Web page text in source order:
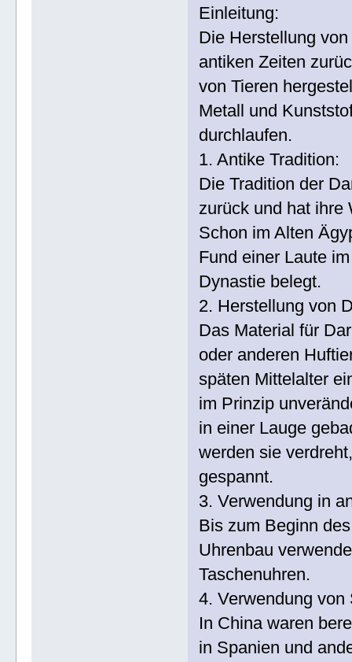
Einleitung:
Die Herstellung
antiken Zeiten
von Tieren
Metall und
durchlaufen.
1. Antike Tradition:
Die Tradition der
zurück und hat ihre
Schon im Alten
Fund einer Laute
Dynastie belegt.
2. Herstellung von
Das Material für
oder anderen
späten Mittelalter
im Prinzip
in einer Lauge
werden sie
gespannt.
3. Verwendung in
Bis zum Beginn
Uhrenbau
Taschenuhren.
4. Verwendung
In China waren
in Spanien und